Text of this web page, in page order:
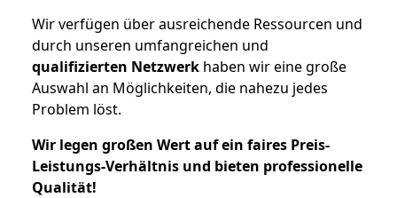
Wir verfügen über ausreichende Ressourcen und
durch unseren umfangreichen und
qualifizierten Netzwerk haben wir eine große
Auswahl an Möglichkeiten, die nahezu jedes
Problem löst.
Wir legen großen Wert auf ein faires Preis-
Leistungs-Verhältnis und bieten professionelle
Qualität!